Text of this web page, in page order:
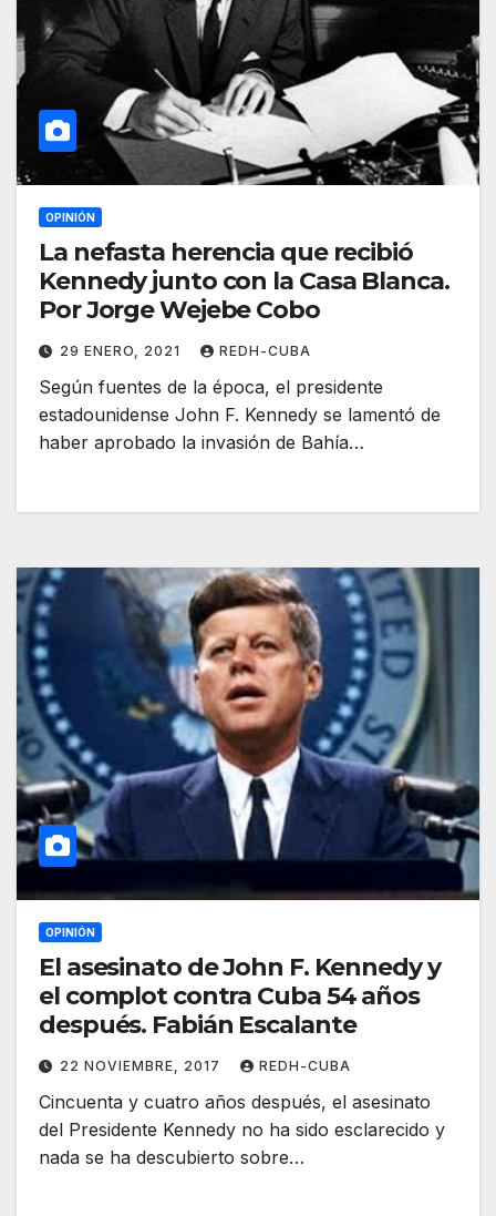
OPINIÓN
La nefasta herencia que recibió
Kennedy junto con la Casa Blanca.
Por Jorge Wejebe Cobo
29 ENERO, 2021 REDH-CUBA
Según fuentes de la época, el presidente
estadounidense John F. Kennedy se lamentó de
haber aprobado la invasión de Bahía…
OPINIÓN
El asesinato de John F. Kennedy y
el complot contra Cuba 54 años
después. Fabián Escalante
22 NOVIEMBRE, 2017 REDH-CUBA
Cincuenta y cuatro años después, el asesinato
del Presidente Kennedy no ha sido esclarecido y
nada se ha descubierto sobre…